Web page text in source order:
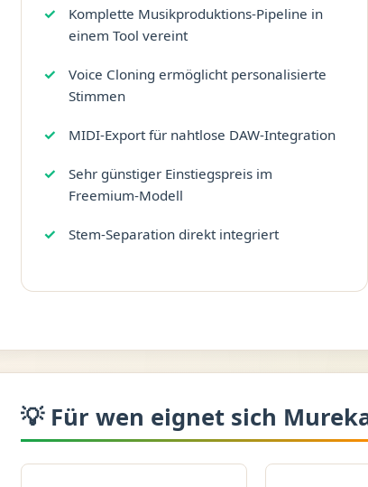
Komplette Musikproduktions-Pipeline in
einem Tool vereint
Voice Cloning ermöglicht personalisierte
Stimmen
MIDI-Export für nahtlose DAW-Integration
Sehr günstiger Einstiegspreis im
Freemium-Modell
Stem-Separation direkt integriert
💡 Für wen eignet sich